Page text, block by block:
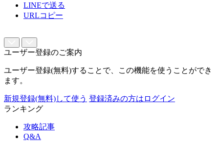
LINEで送る
URLコピー
ユーザー登録のご案内
ユーザー登録(無料)することで、この機能を使うことができ
ます。
新規登録(無料)して使う 登録済みの方はログイン
ランキング
攻略記事
Q&A